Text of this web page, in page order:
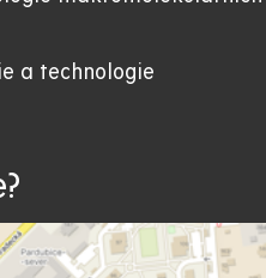
a technologie